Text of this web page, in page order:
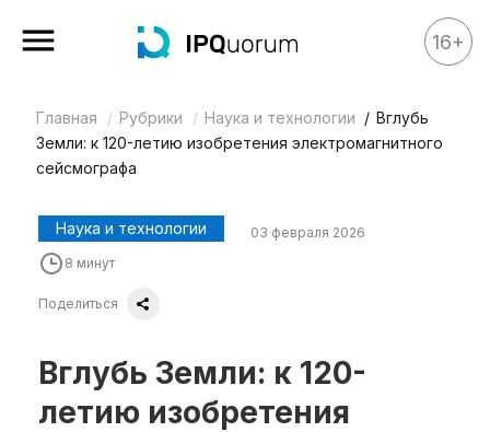
Все материалы
Аналитика
Legal review
События
IP Stories
16+
Главная Рубрики Наука и технологии
Вглубь
Земли: к 120-летию изобретения электромагнитного
сейсмографа
Наука и технологии
03 февраля 2026
8 минут
Поделиться
Вглубь Земли: к 120-
летию изобретения